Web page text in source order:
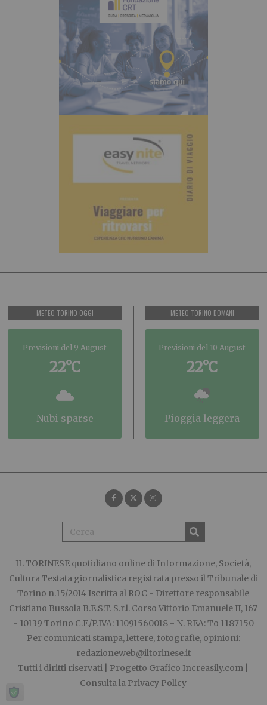
METEO TORINO OGGI
Previsioni del 9 August
22°C
nubi sparse
METEO TORINO DOMANI
Previsioni del 10 August
22°C
pioggia leggera
IL TORINESE quotidiano online di Informazione, Società,
Cultura Testata giornalistica registrata presso il Tribunale di
Torino n.15/2014 Iscritta al ROC - Direttore responsabile
Cristiano Bussola B.E.S.T. S.r.l. Corso Vittorio Emanuele II, 167
- 10139 Torino C.F./P.IVA: 11091560018 - N. REA: To 1187150
Per comunicati stampa, lettere, fotografie, opinioni:
redazioneweb@iltorinese.it
Tutti i diritti riservati | Progetto Grafico Increasily.com
Consulta la Privacy Policy